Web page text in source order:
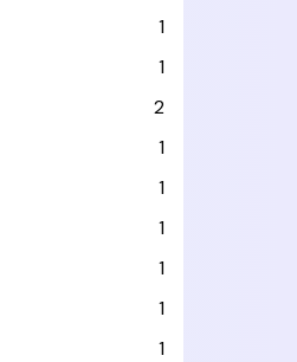
1
1
2
1
1
1
1
1
1